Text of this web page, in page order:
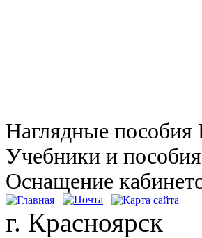
Наглядные
Учебники и пособия
Оснащение
г. Красноярск